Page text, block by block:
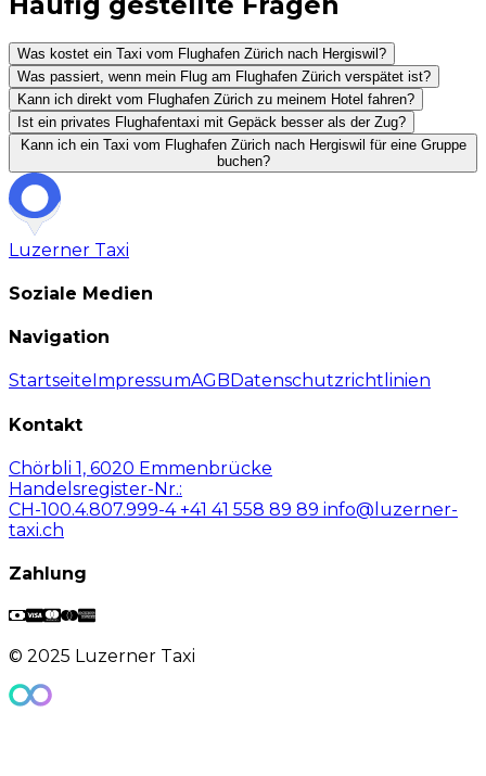
Was kostet ein Taxi vom Flughafen Zürich nach Hergiswil?
Was passiert, wenn mein Flug am Flughafen Zürich verspätet ist?
Kann ich direkt vom Flughafen Zürich zu meinem Hotel fahren?
Ist ein privates Flughafentaxi mit Gepäck besser als der Zug?
Kann ich ein Taxi vom Flughafen Zürich nach Hergiswil für eine Gruppe
buchen?
Luzerner Taxi
Soziale Medien
Navigation
Startseite ImpressumAGB Datenschutzrichtlinien
Kontakt
Chörbli 1, 6020 Emmenbrücke
Handelsregister-Nr.:
CH-100.4.807.999-4+41 41 558 89 89 info@luzerner-
taxi.ch
Zahlung
© 2025 Luzerner Taxi